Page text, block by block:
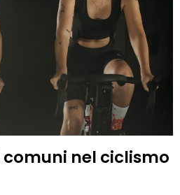
nel ciclismo